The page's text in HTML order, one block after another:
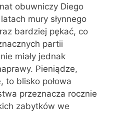
obuwniczy Diego
mury słynnego
bardziej pękać, co
partii
miały jednak
Pieniądze,
to blisko połowa
przeznacza rocznie
zabytków we